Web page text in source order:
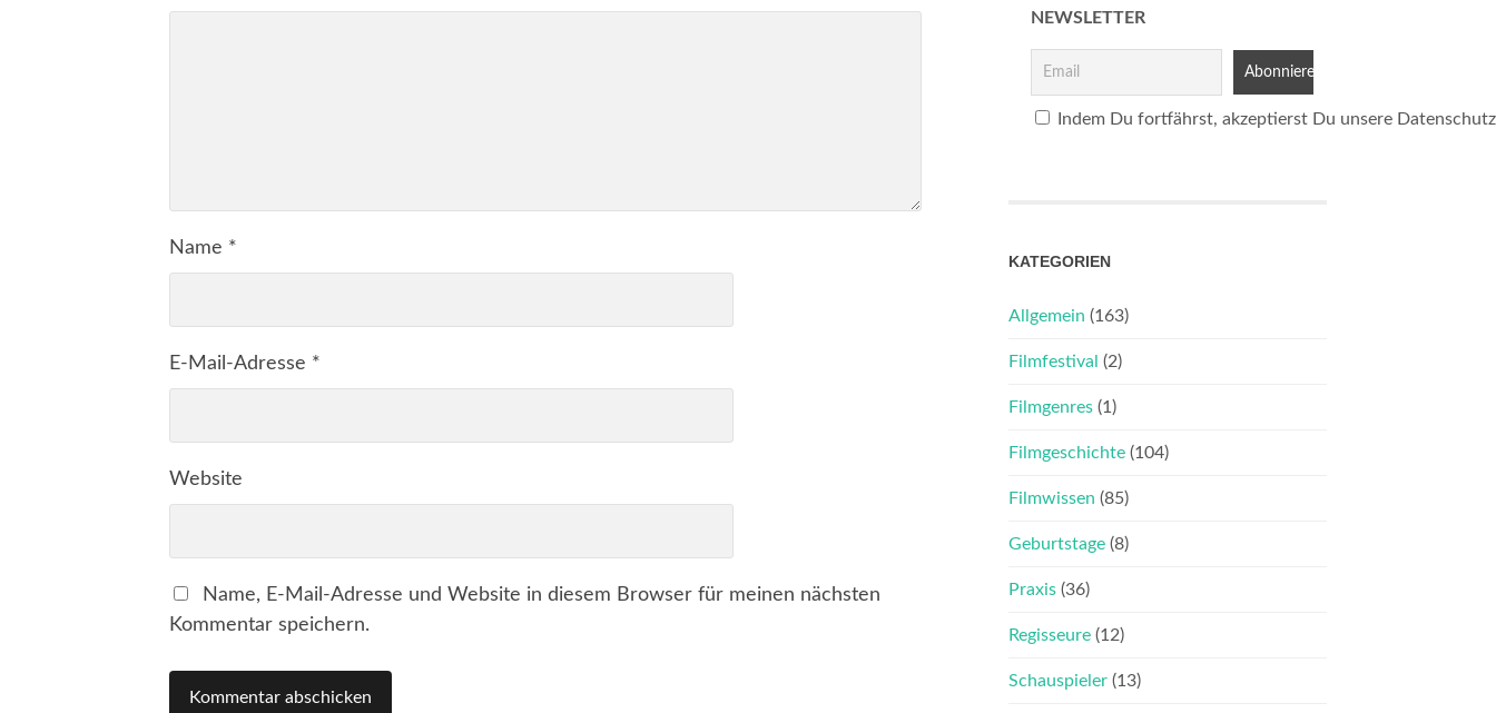
Name *
E-Mail-Adresse *
Website
Name, E-Mail-Adresse und Website in diesem Browser für meinen nächsten
Kommentar speichern.
NEWSLETTER
Indem Du fortfährst, akzeptierst Du unsere
KATEGORIEN
Allgemein (163)
Filmfestival (2)
Filmgenres (1)
Filmgeschichte (104)
Filmwissen (85)
Geburtstage (8)
Praxis (36)
Regisseure (12)
Schauspieler (13)